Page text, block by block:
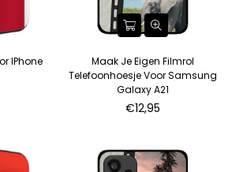
IPhone
Maak Je Eigen Filmrol
Telefoonhoesje Voor Samsung
Galaxy A21
Normale
€12,95